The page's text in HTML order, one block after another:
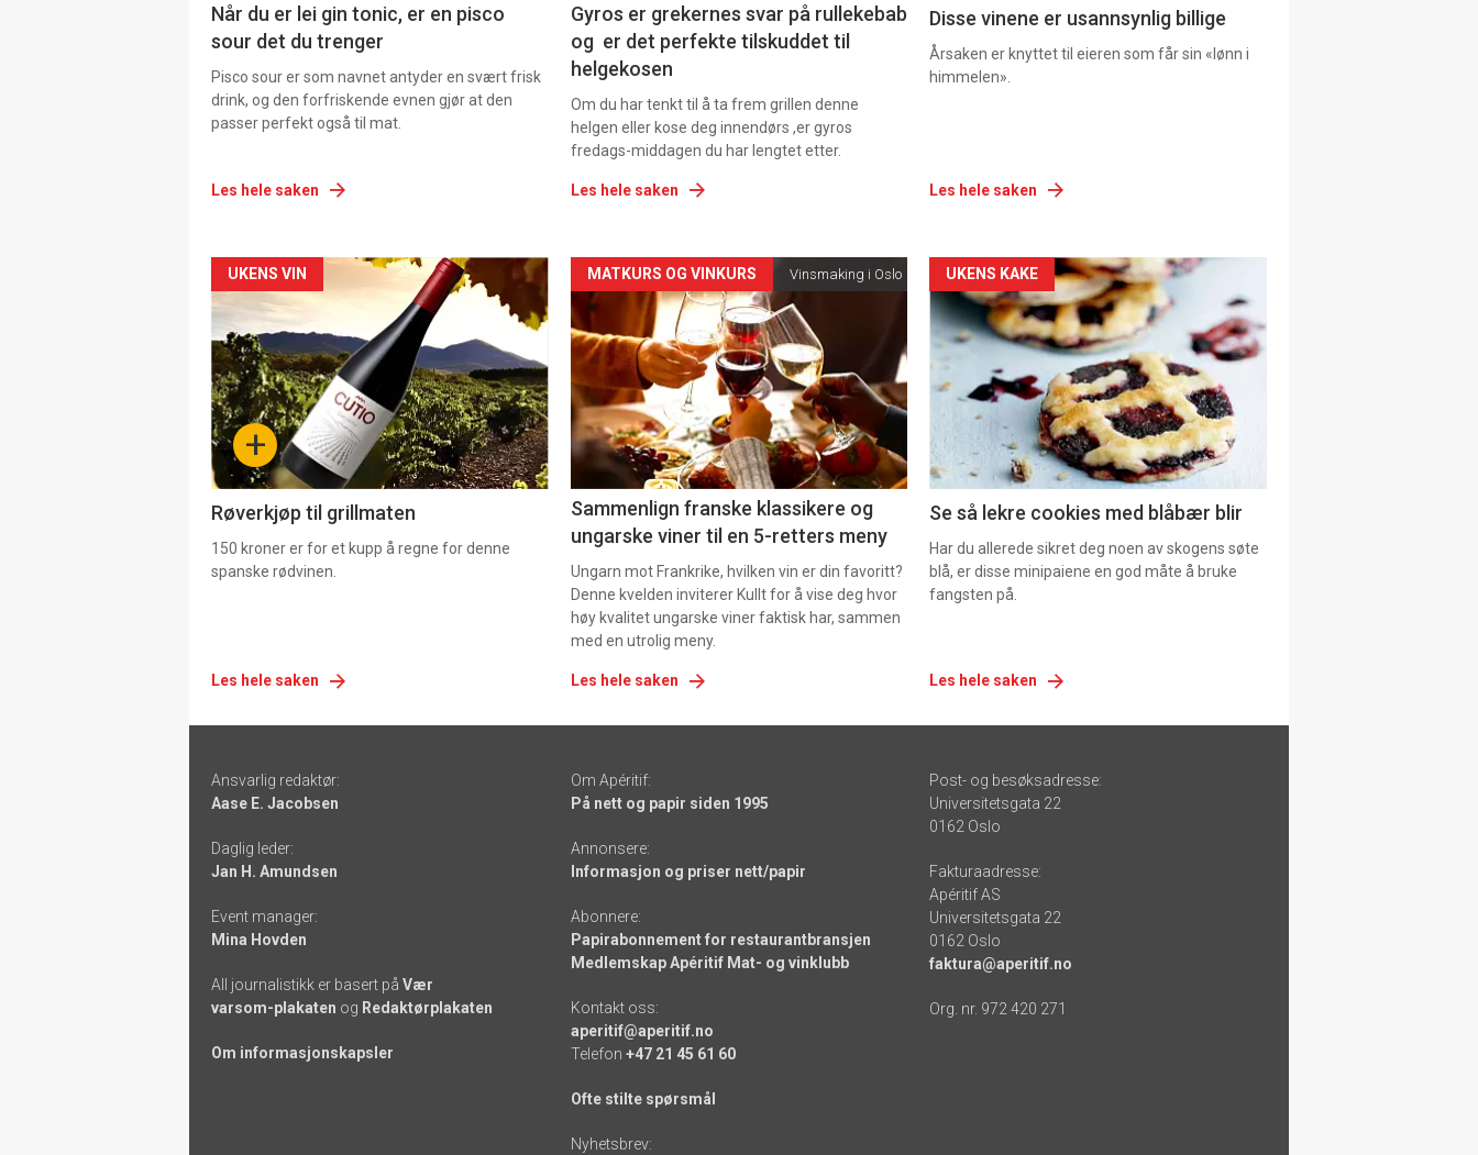
Når du er lei gin tonic, er en pisco
sour det du trenger
Pisco sour er som navnet antyder en svært frisk
drink, og den forfriskende evnen gjør at den
passer perfekt også til mat.
Les hele saken
Gyros er grekernes svar på rullekebab
og er det perfekte tilskuddet til
helgekosen
Om du har tenkt til å ta frem grillen denne
helgen eller kose deg innendørs ,er gyros
fredags-middagen du har lengtet etter.
Les hele saken
Disse vinene er usannsynlig billige
Årsaken er knyttet til eieren som får sin «lønn i
himmelen».
Les hele saken
Forsiden
akkurat
nå
-
4 +
UKENS VIN
Røverkjøp til grillmaten
150 kroner er for et kupp å regne for denne
spanske rødvinen.
Les hele saken
Forsiden
akkurat
nå
-
5
MATKURS OG VINKURS Vinsmaking i Oslo
Sammenlign franske klassikere og
ungarske viner til en 5-retters meny
Ungarn mot Frankrike, hvilken vin er din favoritt?
Denne kvelden inviterer Kullt for å vise deg hvor
høy kvalitet ungarske viner faktisk har, sammen
med en utrolig meny.
Les hele saken
Forsiden
akkurat
nå
6
UKENS KAKE
Se så lekre cookies med blåbær blir
Har du allerede sikret deg noen av skogens søte
blå, er disse minipaiene en god måte å bruke
fangsten på.
Les hele saken
-
links
Ansvarlig redaktør:
Aase E. Jacobsen
Daglig leder:
Jan H. Amundsen
Event manager:
Mina Hovden
All journalistikk er basert på Vær
varsom-plakaten og Redaktørplakaten
Om informasjonskapsler
Om Apéritif:
På nett og papir siden 1995
Annonsere:
Informasjon og priser nett/papir
Abonnere:
Papirabonnement for restaurantbransjen
Medlemskap Apéritif Mat- og vinklubb
Kontakt oss:
aperitif@aperitif.no
Telefon +47 21 45 61 60
Ofte stilte spørsmål
Nyhetsbrev:
Post- og besøksadresse:
Universitetsgata 22
0162 Oslo
Fakturaadresse:
Apéritif AS
Universitetsgata 22
0162 Oslo
faktura@aperitif.no
Org. nr. 972 420 271